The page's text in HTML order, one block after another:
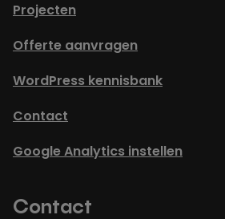
Projecten
Offerte aanvragen
WordPress kennisbank
Contact
Google Analytics instellen
Contact